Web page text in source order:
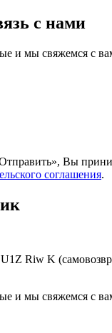
с нами
и мы свяжемся с
Вы
соглашения.
Riw K
и мы свяжемся с